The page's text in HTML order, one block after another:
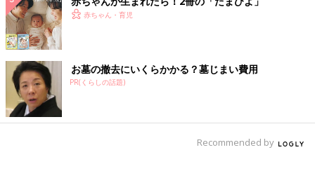
赤ちゃん・育児
お墓の撤去にいくらかかる？墓じまい費用
PR(くらしの話題)
Recommended by